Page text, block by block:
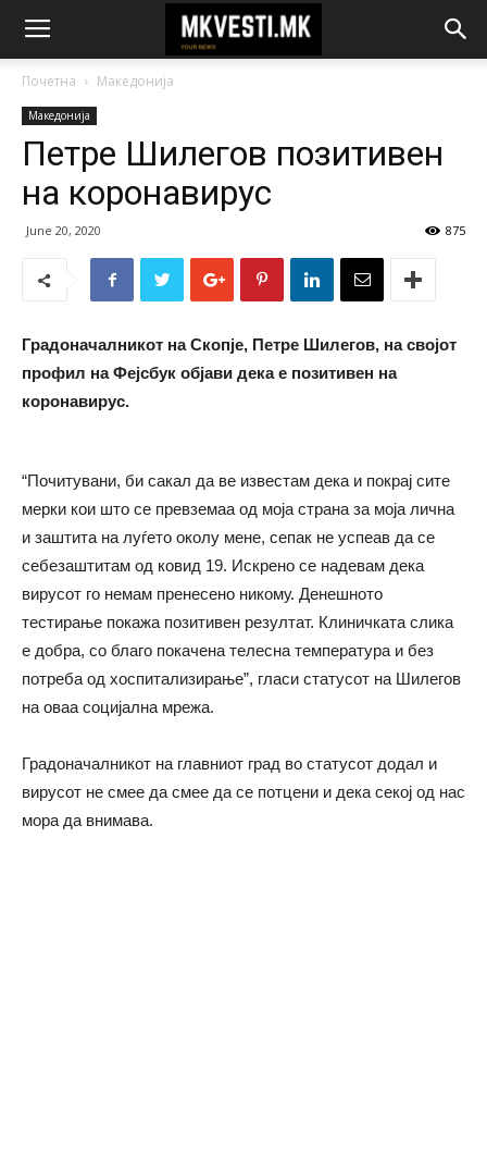
Почетна Македонија
Македонија
Петре Шилегов позитивен
на коронавирус
June 20, 2020 875
Градоначалникот на Скопје, Петре Шилегов, на својот
профил на Фејсбук објави дека е позитивен на
коронавирус.
“Почитувани, би сакал да ве известам дека и покрај сите
мерки кои што се превземаа од моја страна за моја лична
и заштита на луѓето околу мене, сепак не успеав да се
себезаштитам од ковид 19. Искрено се надевам дека
вирусот го немам пренесено никому. Денешното
тестирање покажа позитивен резултат. Клиничката слика
е добра, со благо покачена телесна температура и без
потреба од хоспитализирање”, гласи статусот на Шилегов
на оваа социјална мрежа.
Градоначалникот на главниот град во статусот додал и
вирусот не смее да смее да се потцени и дека секој од нас
мора да внимава.